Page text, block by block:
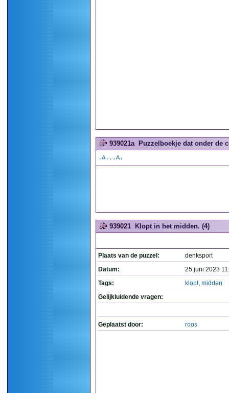
939021a Puzzelboekje dat onder de
.A...A.
939021 Klopt in het midden. (4)
Plaats van de puzzel:
denksport
Datum:
25 juni 2023
Tags:
klopt, midden
Gelijkluidende vragen:
Geplaatst door: roos